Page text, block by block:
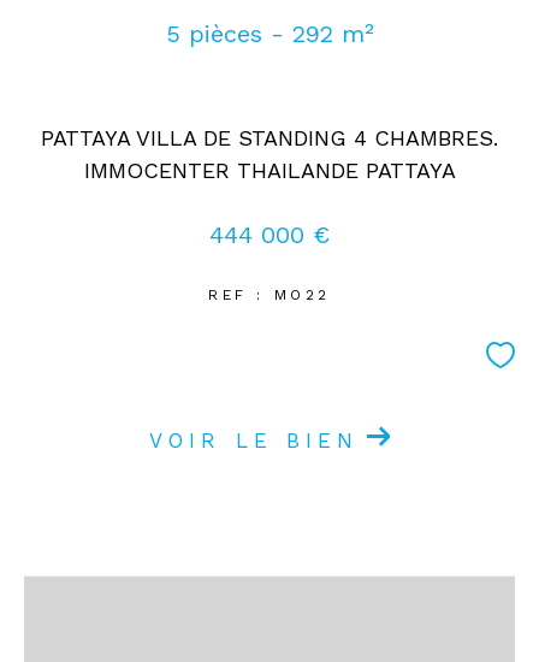
5 pièces - 292 m²
PATTAYA VILLA DE STANDING 4 CHAMBRES.
IMMOCENTER THAILANDE PATTAYA
444 000 €
REF : MO22
VOIR LE BIEN